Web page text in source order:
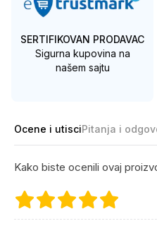
SERTIFIKOVAN PRODAVAC
Sigurna kupovina na
našem sajtu
Ocene i utisciPitanja i
Kako biste ocenili ovaj